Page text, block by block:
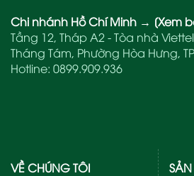
Chi nhánh Hồ Chí Minh → [Xem
Tầng 12, Tháp A2 - Tòa nhà
Tháng Tám, Phường Hòa Hưng,
Hotline: 0899.909.936
VỀ CHÚNG TÔI